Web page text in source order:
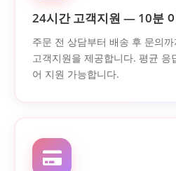
24시간 고객지원 — 10분
주문 전 상담부터 배송 후 문의
고객지원을 제공합니다. 평균 응
어 지원 가능합니다.